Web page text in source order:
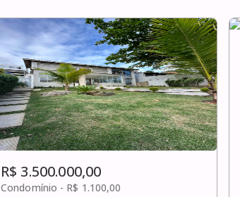
R$ 3.500.000,00
Condomínio - R$ 1.100,00